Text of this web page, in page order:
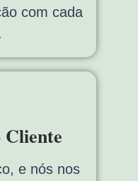
com cada
Cliente
e nós nos